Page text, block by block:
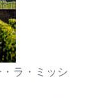
ラ・ミッシ